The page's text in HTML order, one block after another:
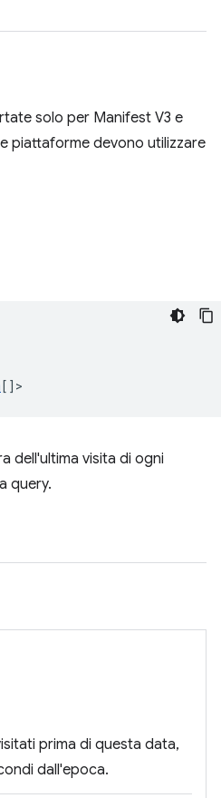
solo per Manifest V3 e
piattaforme devono utilizzare
[] >
dell'ultima visita di ogni
query.
prima di questa data,
dall'epoca.